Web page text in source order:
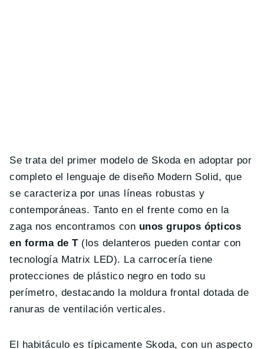
Se trata del primer modelo de Skoda en adoptar por
completo el lenguaje de diseño Modern Solid, que
se caracteriza por unas líneas robustas y
contemporáneas. Tanto en el frente como en la
zaga nos encontramos con unos grupos ópticos
en forma de T(los delanteros pueden contar con
tecnología Matrix LED). La carrocería tiene
protecciones de plástico negro en todo su
perímetro, destacando la moldura frontal dotada de
ranuras de ventilación verticales.
El habitáculo es típicamente Skoda, con un aspecto